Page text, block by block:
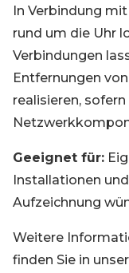
In Verbindung
rund um die Uhr
Verbindungen
Entfernungen
realisieren,
Geeignet für:
Installationen
Aufzeichnung
Weitere
finden Sie in